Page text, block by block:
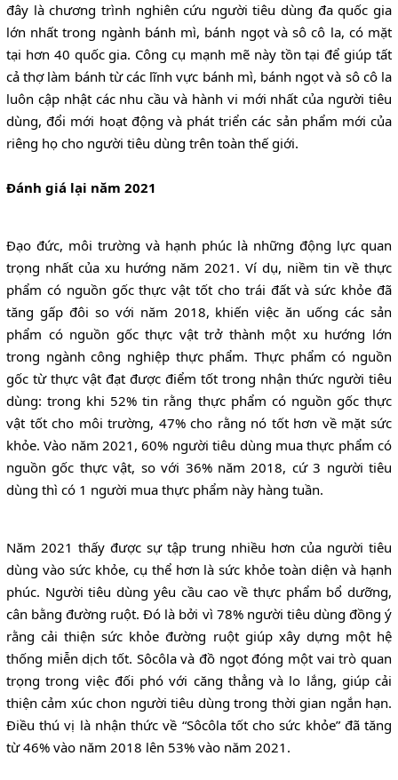
đây là chương trình nghiên cứu người tiêu dùng đa quốc gia
lớn nhất trong ngành bánh mì, bánh ngọt và sô cô la, có mặt
tại hơn 40 quốc gia. Công cụ mạnh mẽ này tồn tại để giúp tất
cả thợ làm bánh từ các lĩnh vực bánh mì, bánh ngọt và sô cô la
luôn cập nhật các nhu cầu và hành vi mới nhất của người tiêu
dùng, đổi mới hoạt động và phát triển các sản phẩm mới của
riêng họ cho người tiêu dùng trên toàn thế giới.
Đánh giá lại năm 2021
Đạo đức, môi trường và hạnh phúc là những động lực quan
trọng nhất của xu hướng năm 2021. Ví dụ, niềm tin về thực
phẩm có nguồn gốc thực vật tốt cho trái đất và sức khỏe đã
tăng gấp đôi so với năm 2018, khiến việc ăn uống các sản
phẩm có nguồn gốc thực vật trở thành một xu hướng lớn
trong ngành công nghiệp thực phẩm. Thực phẩm có nguồn
gốc từ thực vật đạt được điểm tốt trong nhận thức người tiêu
dùng: trong khi 52% tin rằng thực phẩm có nguồn gốc thực
vật tốt cho môi trường, 47% cho rằng nó tốt hơn về mặt sức
khỏe. Vào năm 2021, 60% người tiêu dùng mua thực phẩm có
nguồn gốc thực vật, so với 36% năm 2018, cứ 3 người tiêu
dùng thì có 1 người mua thực phẩm này hàng tuần.
Năm 2021 thấy được sự tập trung nhiều hơn của người tiêu
dùng vào sức khỏe, cụ thể hơn là sức khỏe toàn diện và hạnh
phúc. Người tiêu dùng yêu cầu cao về thực phẩm bổ dưỡng,
cân bằng đường ruột. Đó là bởi vì 78% người tiêu dùng đồng ý
rằng cải thiện sức khỏe đường ruột giúp xây dựng một hệ
thống miễn dịch tốt. Sôcôla và đồ ngọt đóng một vai trò quan
trọng trong việc đối phó với căng thẳng và lo lắng, giúp cải
thiện cảm xúc chon người tiêu dùng trong thời gian ngắn hạn.
Điều thú vị là nhận thức về “Sôcôla tốt cho sức khỏe” đã tăng
từ 46% vào năm 2018 lên 53% vào năm 2021.